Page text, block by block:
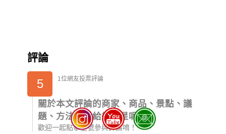
評論
5 1位網友投票評論
關於本文評論的商家、商品、景點、議
題、方法，你給幾顆星呢？
歡迎一起點擊星號參與評論唷！